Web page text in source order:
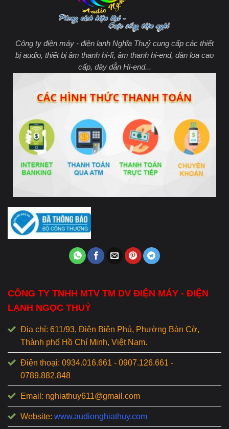
Công ty điện máy - điện lạnh Nghĩa Thuỷ cung cấp các thiết
bị audio, thiết bị âm thanh hi-fi, âm thanh hi-end, dàn loa cao
cấp, dây dẫn Hi-end...
CÔNG TY TNHH MTV TM DV ĐIỆN MÁY - ĐIỆN
LẠNH NGỌC THUỶ
Địa chỉ: 611/93, Điện Biên Phủ, Phường Bàn Cờ,
Thành phố Hồ Chí Minh, Việt Nam.
Điện thoại: 0934.016.661 - 0907.126.661 -
0789.882.848
Email: nghiathuy611@gmail.com
Website: www.audionghiathuy.com